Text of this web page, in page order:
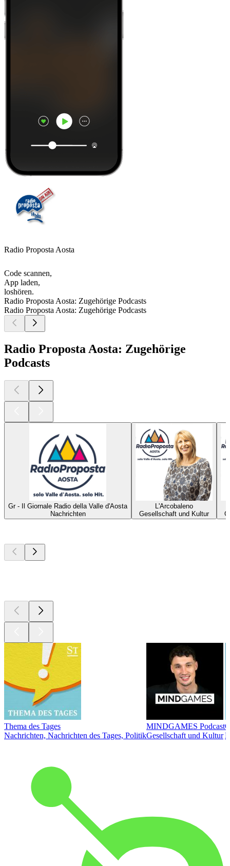
Radio Proposta Aosta
Code scannen,
App laden,
loshören.
Radio Proposta Aosta: Zugehörige Podcasts
Radio Proposta Aosta: Zugehörige Podcasts
Radio Proposta Aosta: Zugehörige
Podcasts
Gr - Il Giornale Radio della Valle d'Aosta
Nachrichten
L'Arcobaleno
Gesellschaft und Kultur
Thema des Tages
Nachrichten, Nachrichten des Tages, Politik
MINDGAMES Podcast
Gesellschaft und Kultur